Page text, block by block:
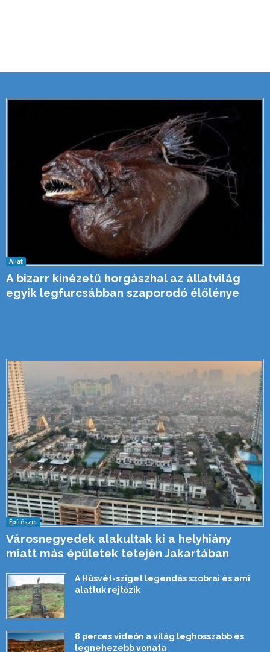
Állat
A bizarr kinézetű horgászhal az állatvilág
egyik legfurcsábban szaporodó élőlénye
Építészet
Városnegyedek alakultak ki a helyhiány
miatt más épületek tetején Jakartában
A Húsvét-sziget legendás szobrai és ami
alattuk rejtőzik
8 perces videón a világ leghosszabb és
legnehezebb vonata